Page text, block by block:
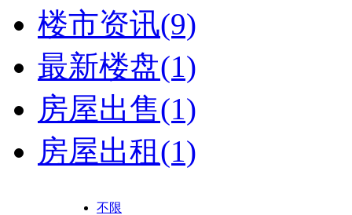
楼市资讯(9)
最新楼盘(1)
房屋出售(1)
房屋出租(1)
不限